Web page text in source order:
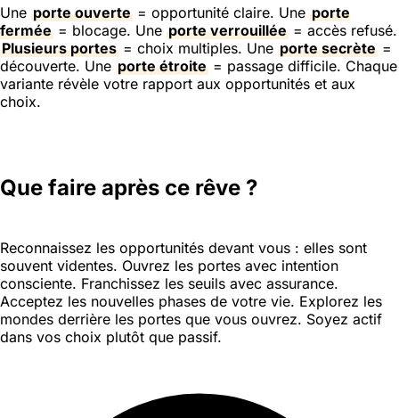
Une porte ouverte = opportunité claire. Une porte
fermée = blocage. Une porte verrouillée = accès refusé.
Plusieurs portes = choix multiples. Une porte secrète =
découverte. Une porte étroite = passage difficile. Chaque
variante révèle votre rapport aux opportunités et aux
choix.
Que faire après ce rêve ?
Reconnaissez les opportunités devant vous : elles sont
souvent videntes. Ouvrez les portes avec intention
consciente. Franchissez les seuils avec assurance.
Acceptez les nouvelles phases de votre vie. Explorez les
mondes derrière les portes que vous ouvrez. Soyez actif
dans vos choix plutôt que passif.